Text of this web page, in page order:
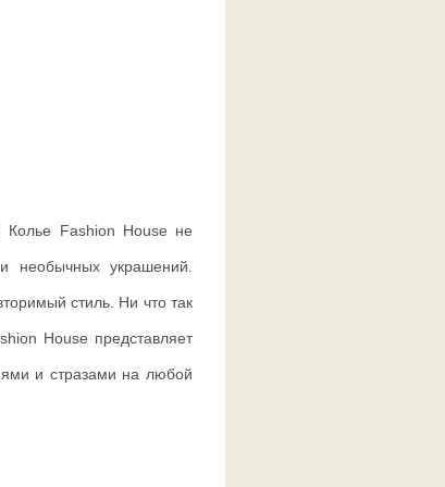
Колье Fashion House не
необычных украшений.
стиль. Ни что так
House представляет
и стразами на любой